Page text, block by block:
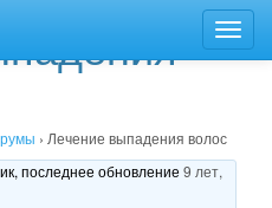
› Лечение выпадения волос
последнее обновление9 лет,